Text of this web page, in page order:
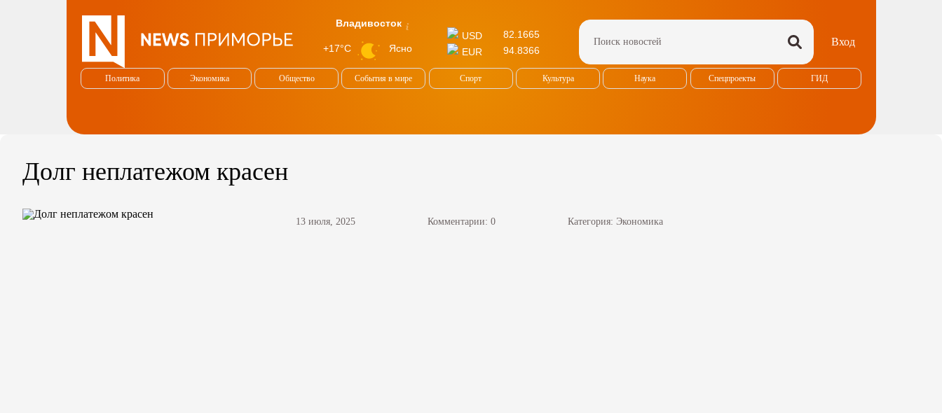
Владивосток
+17°C Ясно
USD
82.1665
EUR
94.8366
Вход
Политика Экономика Общество События в мире Спорт Культура Наука Спецпроекты ГИД
Долг неплатежом красен
13 июля, 2025 Комментарии: 0 Категория:Экономика